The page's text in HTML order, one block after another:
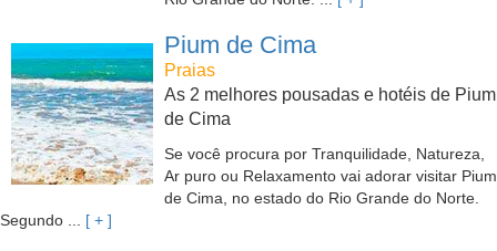
Pium de Cima
Praias
As 2 melhores pousadas e hotéis de Pium
de Cima
Se você procura por Tranquilidade, Natureza,
Ar puro ou Relaxamento vai adorar visitar Pium
de Cima, no estado do Rio Grande do Norte.
Segundo ... [ + ]